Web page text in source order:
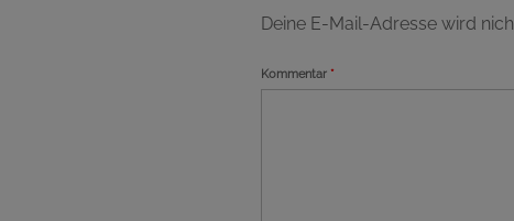
Deine E-Mail-Adresse wird
Kommentar *